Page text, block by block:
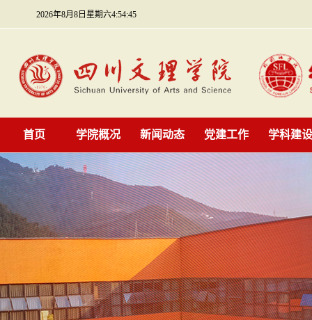
2026年8月8日星期六4:54:45
首页 学院概况 新闻动态 党建工作 学科建设